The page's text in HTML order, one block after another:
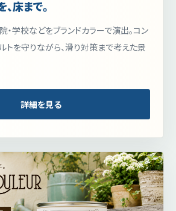
床まで。
・学校などをブランドカラーで演出。コン
トを守りながら、滑り対策まで考えた景
詳細を見る